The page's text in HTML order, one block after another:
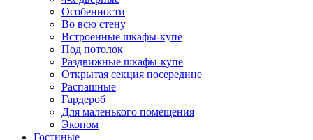
Особенности
Во всю стену
Встроенные шкафы-купе
Под потолок
Раздвижные шкафы-купе
Открытая секция посередине
Распашные
Гардероб
Для маленького помещения
Эконом
Гостиные